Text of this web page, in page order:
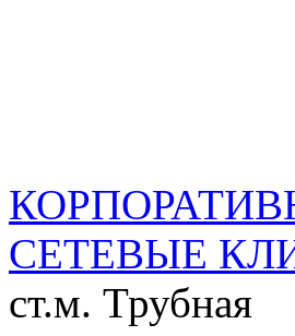
СЕТЕВЫЕ
ст.м. Трубная